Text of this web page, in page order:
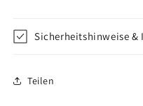
Sicherheitshinweise &
Teilen